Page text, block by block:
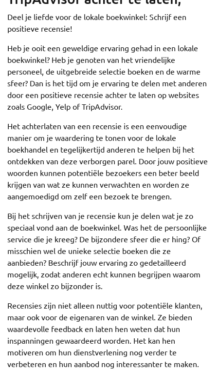
Deel je liefde voor de lokale boekwinkel: Schrijf een
positieve recensie!
Heb je ooit een geweldige ervaring gehad in een lokale
boekwinkel? Heb je genoten van het vriendelijke
personeel, de uitgebreide selectie boeken en de warme
sfeer? Dan is het tijd om je ervaring te delen met anderen
door een positieve recensie achter te laten op websites
zoals Google, Yelp of TripAdvisor.
Het achterlaten van een recensie is een eenvoudige
manier om je waardering te tonen voor de lokale
boekhandel en tegelijkertijd anderen te helpen bij het
ontdekken van deze verborgen parel. Door jouw positieve
woorden kunnen potentiële bezoekers een beter beeld
krijgen van wat ze kunnen verwachten en worden ze
aangemoedigd om zelf een bezoek te brengen.
Bij het schrijven van je recensie kun je delen wat je zo
speciaal vond aan de boekwinkel. Was het de persoonlijke
service die je kreeg? De bijzondere sfeer die er hing? Of
misschien wel de unieke selectie boeken die ze
aanbieden? Beschrijf jouw ervaring zo gedetailleerd
mogelijk, zodat anderen echt kunnen begrijpen waarom
deze winkel zo bijzonder is.
Recensies zijn niet alleen nuttig voor potentiële klanten,
maar ook voor de eigenaren van de winkel. Ze bieden
waardevolle feedback en laten hen weten dat hun
inspanningen gewaardeerd worden. Het kan hen
motiveren om hun dienstverlening nog verder te
verbeteren en hun aanbod nog interessanter te maken.